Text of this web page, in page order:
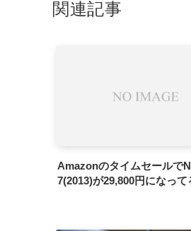
関連記事
Amazonのタイムセールで
7(2013)が29,800円になって